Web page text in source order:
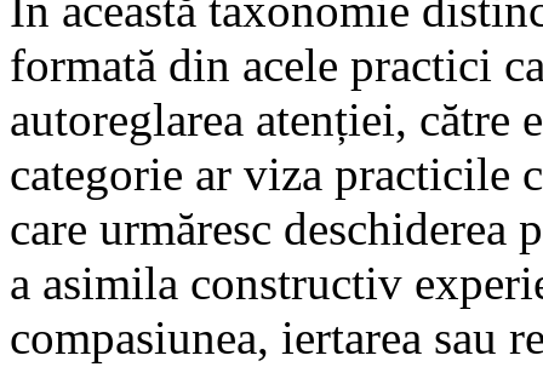
În această taxonomie
formată din acele practici
autoreglarea atenției, către
categorie ar viza practicile
care urmăresc deschiderea
a asimila constructiv
compasiunea, iertarea sau